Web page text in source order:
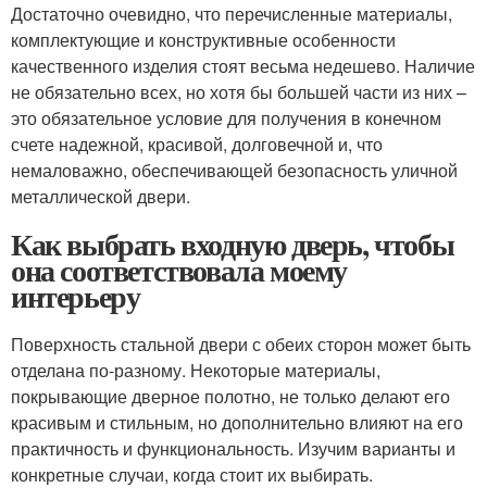
Достаточно очевидно, что перечисленные материалы,
комплектующие и конструктивные особенности
качественного изделия стоят весьма недешево. Наличие
не обязательно всех, но хотя бы большей части из них –
это обязательное условие для получения в конечном
счете надежной, красивой, долговечной и, что
немаловажно, обеспечивающей безопасность уличной
металлической двери.
Как выбрать входную дверь, чтобы
она соответствовала моему
интерьеру
Поверхность стальной двери с обеих сторон может быть
отделана по-разному. Некоторые материалы,
покрывающие дверное полотно, не только делают его
красивым и стильным, но дополнительно влияют на его
практичность и функциональность. Изучим варианты и
конкретные случаи, когда стоит их выбирать.